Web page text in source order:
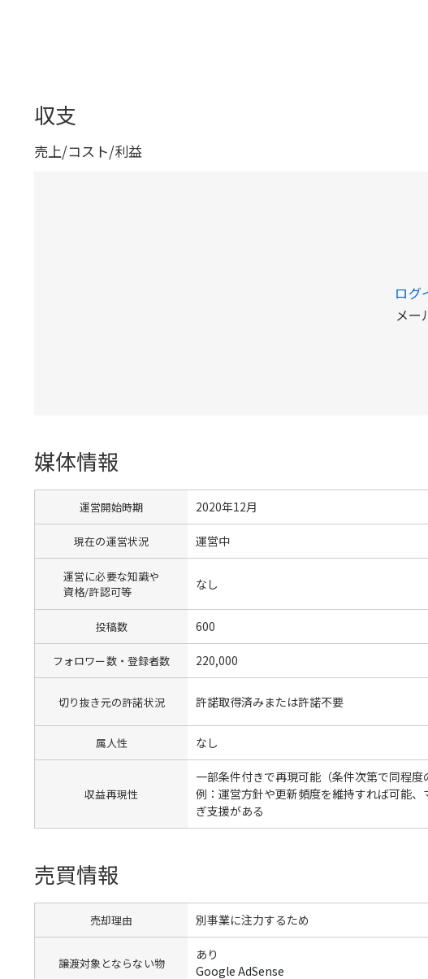
収支
売上/コスト/利益
ログ
メー
媒体情報
運営開始時期 2020年12月
現在の運営状況 運営中
運営に必要な知識や
資格/許認可等
なし
投稿数 600
フォロワー数・登録者数 220,000
切り抜き元の許諾状況 許諾取得済みまたは許諾不要
属人性 なし
収益再現性
一部条件付きで再現可能（条件次第で同程度
例：運営方針や更新頻度を維持すれば可能
ぎ支援がある
売買情報
売却理由 別事業に注力するため
譲渡対象とならない物
あり
Google AdSense